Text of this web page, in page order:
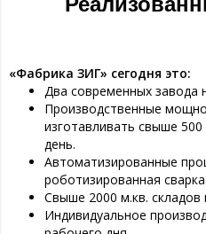
«Фабрика ЗИГ» сегодня это:
Два современных завода
Производственные
изготавливать свыше
день.
Автоматизированные
роботизированная сварка.
Свыше 2000 м.кв. складов
Индивидуальное